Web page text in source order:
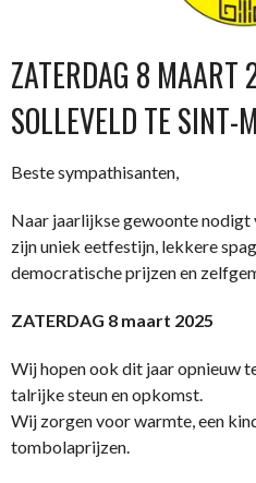
ZATERDAG 8
SOLLEVELD TE SINT-
Beste sympathisanten,
Naar jaarlijkse gewoonte nodigt
zijn uniek eetfestijn, lekkere
democratische prijzen en
ZATERDAG 8 maart 2025
Wij hopen ook dit jaar opnieuw
talrijke steun en opkomst.
Wij zorgen voor warmte, een
tombolaprijzen.